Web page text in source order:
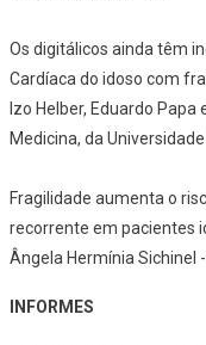
Os digitálicos ainda têm
Cardíaca do idoso com
Izo Helber, Eduardo
Medicina, da
Fragilidade aumenta o
recorrente em pacientes
Ângela Hermínia Sichinel
INFORMES